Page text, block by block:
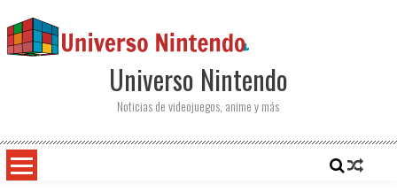
Universo Nintendo
Noticias de videojuegos, anime y más